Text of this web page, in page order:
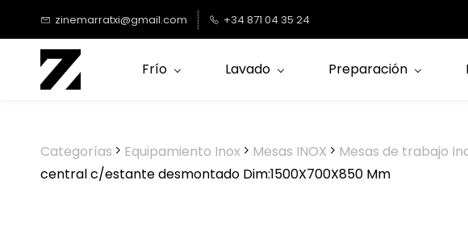
contenido
principal
zinemarratxi@gmail.com +34 871 04 35 24
Frío Lavado Preparación
Categorías Equipamiento Inox Mesas INOX Mesas de trabajo
central c/estante desmontado Dim:1500X700X850 Mm